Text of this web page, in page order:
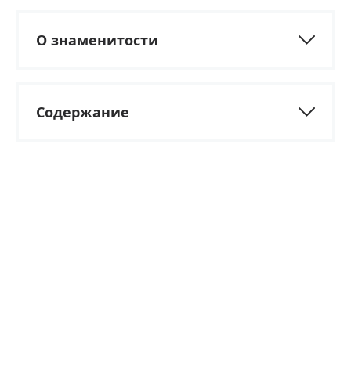
О знаменитости
Содержание